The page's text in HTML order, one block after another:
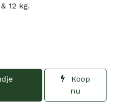
12 kg.
Koop
nu